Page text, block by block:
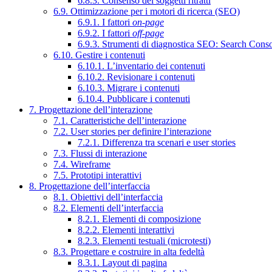
6.9. Ottimizzazione per i motori di ricerca (SEO)
6.9.1. I fattori on-page
6.9.2. I fattori off-page
6.9.3. Strumenti di diagnostica SEO: Search
6.10. Gestire i contenuti
6.10.1. L’inventario dei contenuti
6.10.2. Revisionare i contenuti
6.10.3. Migrare i contenuti
6.10.4. Pubblicare i contenuti
7. Progettazione dell’interazione
7.1. Caratteristiche dell’interazione
7.2. User stories per definire l’interazione
7.2.1. Differenza tra scenari e user stories
7.3. Flussi di interazione
7.4. Wireframe
7.5. Prototipi interattivi
8. Progettazione dell’interfaccia
8.1. Obiettivi dell’interfaccia
8.2. Elementi dell’interfaccia
8.2.1. Elementi di composizione
8.2.2. Elementi interattivi
8.2.3. Elementi testuali (microtesti)
8.3. Progettare e costruire in alta fedeltà
8.3.1. Layout di pagina